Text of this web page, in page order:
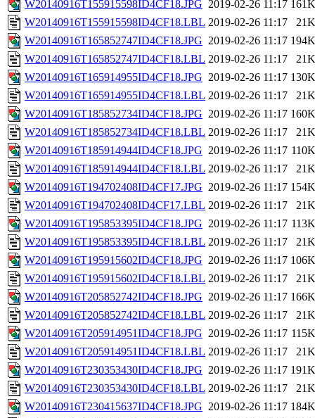
W20140916T155915598ID4CF18.JPG 2019-02-26 11:17 161K
W20140916T155915598ID4CF18.LBL 2019-02-26 11:17
21K
W20140916T165852747ID4CF18.JPG 2019-02-26 11:17 194K
W20140916T165852747ID4CF18.LBL 2019-02-26 11:17
21K
W20140916T165914955ID4CF18.JPG 2019-02-26 11:17 130K
W20140916T165914955ID4CF18.LBL 2019-02-26 11:17
21K
W20140916T185852734ID4CF18.JPG 2019-02-26 11:17 160K
W20140916T185852734ID4CF18.LBL 2019-02-26 11:17
21K
W20140916T185914944ID4CF18.JPG 2019-02-26 11:17 110K
W20140916T185914944ID4CF18.LBL 2019-02-26 11:17
21K
W20140916T194702408ID4CF17.JPG 2019-02-26 11:17 154K
W20140916T194702408ID4CF17.LBL 2019-02-26 11:17
21K
W20140916T195853395ID4CF18.JPG 2019-02-26 11:17 113K
W20140916T195853395ID4CF18.LBL 2019-02-26 11:17
21K
W20140916T195915602ID4CF18.JPG 2019-02-26 11:17 106K
W20140916T195915602ID4CF18.LBL 2019-02-26 11:17
21K
W20140916T205852742ID4CF18.JPG 2019-02-26 11:17 166K
W20140916T205852742ID4CF18.LBL 2019-02-26 11:17
21K
W20140916T205914951ID4CF18.JPG 2019-02-26 11:17 115K
W20140916T205914951ID4CF18.LBL 2019-02-26 11:17
21K
W20140916T230353430ID4CF18.JPG 2019-02-26 11:17 191K
W20140916T230353430ID4CF18.LBL 2019-02-26 11:17
21K
W20140916T230415637ID4CF18.JPG 2019-02-26 11:17 184K